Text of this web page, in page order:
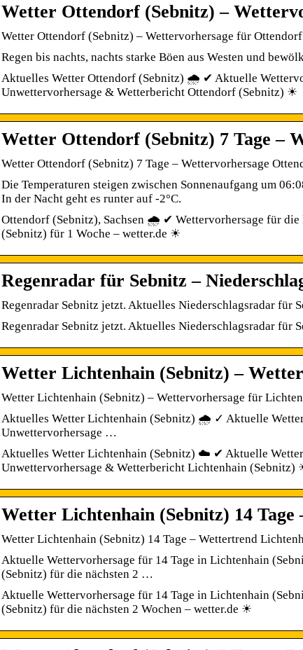
Wetter Ottendorf (Sebnitz) –
Wetter Ottendorf (Sebnitz) – Wettervorhersage für Ottendorf
Regen bis nachts, nachts starke Böen aus Westen und
Aktuelles Wetter Ottendorf (Sebnitz) 🌧️ ✔ Aktuelle
Unwettervorhersage & Wetterbericht Ottendorf (Sebnitz) ☀
Wetter Ottendorf (Sebnitz) 7 Tage –
Wetter Ottendorf (Sebnitz) 7 Tage – Wettervorhersage
Die Temperaturen steigen zwischen Sonnenaufgang um
In der Nacht geht es runter auf -2°C.
Ottendorf (Sebnitz), Sachsen 🌧️ ✔ Wettervorhersage für
(Sebnitz) für 1 Woche – wetter.de ☀
Regenradar für Sebnitz –
Regenradar Sebnitz jetzt. Aktuelles Niederschlagsradar für
Regenradar Sebnitz jetzt. Aktuelles Niederschlagsradar für
Wetter Lichtenhain (Sebnitz) –
Wetter Lichtenhain (Sebnitz) – Wettervorhersage für
Aktuelles Wetter Lichtenhain (Sebnitz) 🌧️ ✓ Aktuelle
Unwettervorhersage …
Aktuelles Wetter Lichtenhain (Sebnitz) ☁️ ✔ Aktuelle
Unwettervorhersage & Wetterbericht Lichtenhain (Sebnitz)
Wetter Lichtenhain (Sebnitz) 14 Tage
Wetter Lichtenhain (Sebnitz) 14 Tage – Wettertrend
Aktuelle Wettervorhersage für 14 Tage in Lichtenhain
(Sebnitz) für die nächsten 2 …
Aktuelle Wettervorhersage für 14 Tage in Lichtenhain
(Sebnitz) für die nächsten 2 Wochen – wetter.de ☀